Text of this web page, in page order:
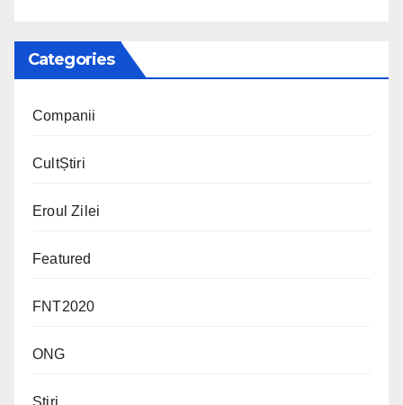
Categories
Companii
CultȘtiri
Eroul Zilei
Featured
FNT2020
ONG